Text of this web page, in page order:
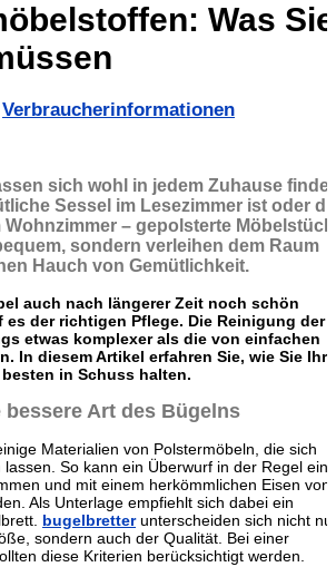
Was Sie
Verbraucherinformationen
sich wohl in jedem Zuhause
Sessel im Lesezimmer ist oder
– gepolsterte
sondern verleihen dem Raum
Hauch von Gemütlichkeit.
auch nach längerer Zeit noch schön
es der richtigen Pflege. Die Reinigung der
etwas komplexer als die von einfachen
In diesem Artikel erfahren Sie, wie Sie Ihre
in Schuss halten.
bessere Art des Bügelns
Materialien von Polstermöbeln, die sich
lassen. So kann ein Überwurf in der Regel
und mit einem herkömmlichen Eisen von
Als Unterlage empfiehlt sich dabei ein
bugelbretterunterscheiden sich nicht
sondern auch der Qualität. Bei einer
diese Kriterien berücksichtigt werden.